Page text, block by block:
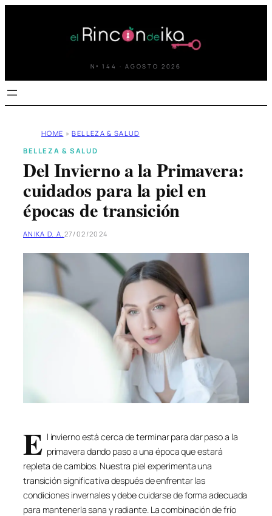
Nº 144 · AGOSTO 2026
HOME » BELLEZA & SALUD
BELLEZA & SALUD
Del Invierno a la Primavera:
cuidados para la piel en
épocas de transición
ANIKA D. A. 27/02/2024
E l invierno está cerca de terminar para dar paso a la
primavera dando paso a una época que estará
repleta de cambios. Nuestra piel experimenta una
transición significativa después de enfrentar las
condiciones invernales y debe cuidarse de forma adecuada
para mantenerla sana y radiante. La combinación de frío